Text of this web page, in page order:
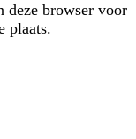
deze browser voor
plaats.